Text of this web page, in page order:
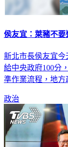
侯友宜：萊豬不
新北市長侯友宜
給中央政府100分
準作業流程，地方
政治